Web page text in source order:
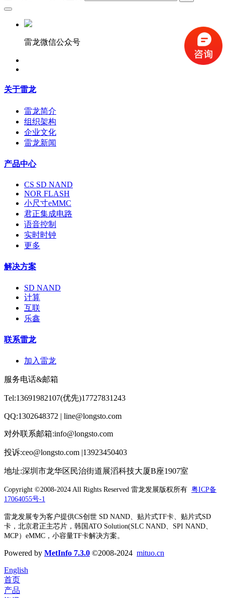
雷龙微信公众号
关于雷龙
雷龙简介
组织架构
企业文化
雷龙新闻
产品中心
CS SD NAND
NOR FLASH
小尺寸eMMC
君正集成电路
语音控制
实时时钟
更多
解决方案
SD NAND
计算
互联
乐鑫
联系雷龙
加入雷龙
服务电话&邮箱
Tel:13691982107(优先)17727831243
QQ:1302648372 | line@longsto.com
对外联系邮箱:info@longsto.com
投诉:ceo@longsto.com |13923450403
地址:深圳市龙华区民治街道展滔科技大厦B座1907室
Copyright ©2008-2024 All Rights Reserved 雷龙发展版权所有 粤ICP备
17064055号-1
雷龙发展专为客户提供CS创世 SD NAND、贴片式TF卡、贴片式SD
卡，北京君正主芯片，韩国ATO Solution(SLC NAND、SPI NAND、
MCP）eMMC，小容量TF卡解决方案。
Powered by MetInfo 7.3.0 ©2008-2024 mituo.cn
English
首页
产品